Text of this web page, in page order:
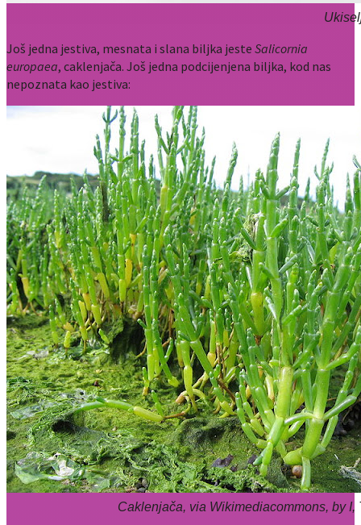
Još jedna jestiva, mesnata i slana biljka jeste Salicornia
europaea, caklenjača. Još jedna podcijenjena biljka, kod nas
nepoznata kao jestiva:
Caklenjača, via Wikimediacommons, by I,